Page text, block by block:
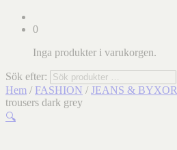
0
Inga produkter i varukorgen.
Sök efter:
Hem / FASHION / JEANS & BYXOR
trousers dark grey
🔍